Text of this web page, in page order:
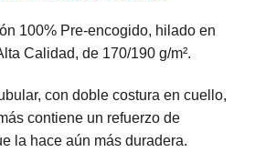
100% Pre-encogido, hilado en
Calidad, de 170/190 g/m².
con doble costura en cuello,
contiene un refuerzo de
la hace aún más duradera.